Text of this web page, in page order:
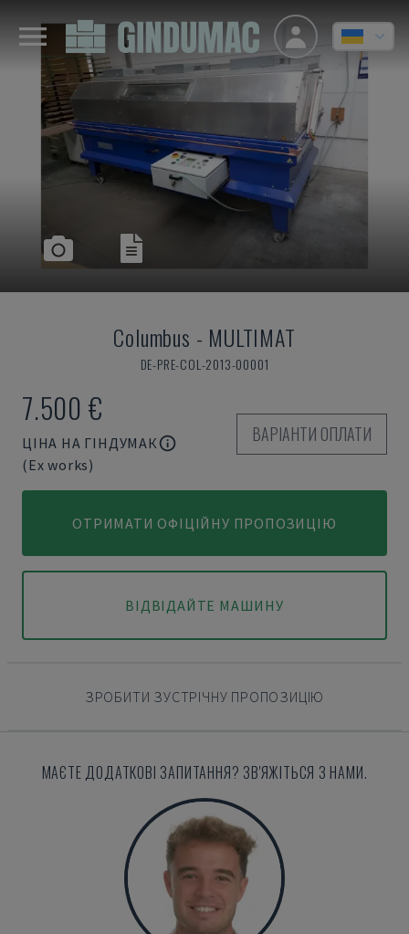
Columbus - MULTIMAT
DE-PRE-COL-2013-00001
7.500 €
ЦІНА НА ГІНДУМАК
(Ex works)
ВАРІАНТИ ОПЛАТИ
ОТРИМАТИ ОФІЦІЙНУ ПРОПОЗИЦІЮ
ВІДВІДАЙТЕ МАШИНУ
ЗРОБИТИ ЗУСТРІЧНУ ПРОПОЗИЦІЮ
МАЄТЕ ДОДАТКОВІ ЗАПИТАННЯ? ЗВ'ЯЖІТЬСЯ З НАМИ.